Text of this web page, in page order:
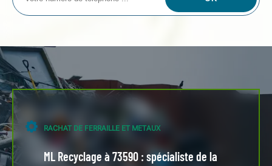
RACHAT DE FERRAILLE ET METAUX
ML Recyclage à 73590 : spécialiste de la